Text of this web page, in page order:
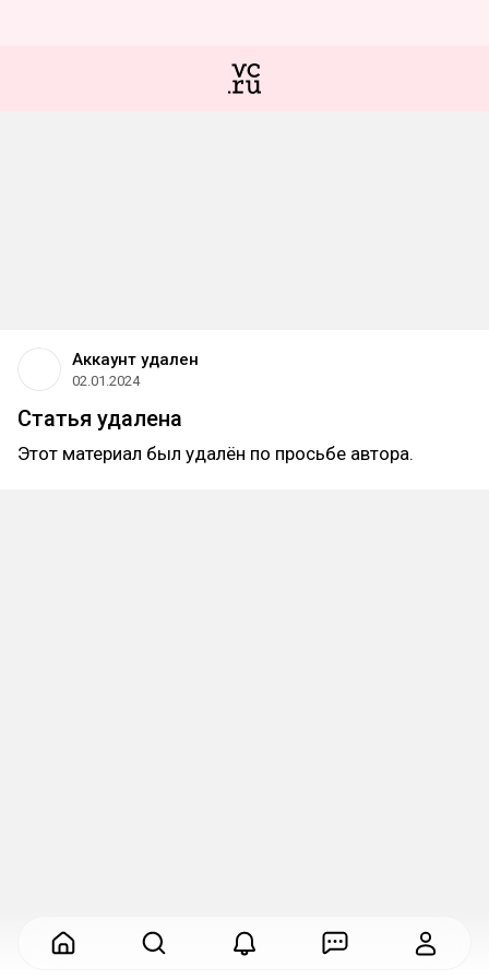
Аккаунт удален
02.01.2024
Статья удалена
Этот материал был удалён по просьбе автора.